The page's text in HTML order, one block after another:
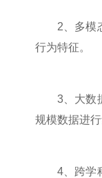
2、多模态
行为特征。
3、大数据
规模数据进
4、跨学科